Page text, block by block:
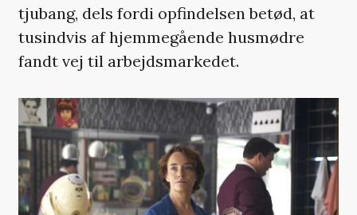
tjubang, dels fordi opfindelsen betød, at
tusindvis af hjemmegående husmødre
fandt vej til arbejdsmarkedet.